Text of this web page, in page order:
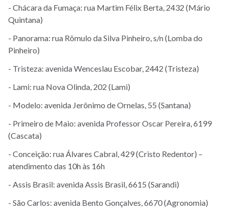
- Chácara da Fumaça: rua Martim Félix Berta, 2432 (Mário
Quintana)
- Panorama: rua Rômulo da Silva Pinheiro, s/n (Lomba do
Pinheiro)
- Tristeza: avenida Wenceslau Escobar, 2442 (Tristeza)
- Lami: rua Nova Olinda, 202 (Lami)
- Modelo: avenida Jerônimo de Ornelas, 55 (Santana)
- Primeiro de Maio: avenida Professor Oscar Pereira, 6199
(Cascata)
- Conceição: rua Álvares Cabral, 429 (Cristo Redentor) –
atendimento das 10h às 16h
- Assis Brasil: avenida Assis Brasil, 6615 (Sarandi)
- São Carlos: avenida Bento Gonçalves, 6670 (Agronomia)